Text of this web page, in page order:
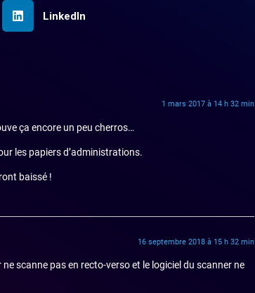
LinkedIn
1 mars 2017 à 14 h 32 min
ça encore un peu cherros…
les papiers d’administrations.
baissé !
16 septembre 2018 à 15 h 32 min
scanne pas en recto-verso et le logiciel du scanner ne